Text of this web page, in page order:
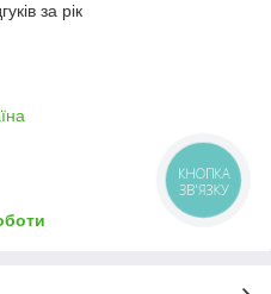
за рік
КНОПКА
ЗВ'ЯЗКУ